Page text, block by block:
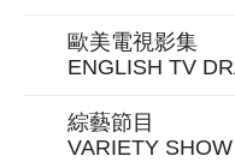
歐美電視影集
ENGLISH TV
綜藝節目
VARIETY SHOW